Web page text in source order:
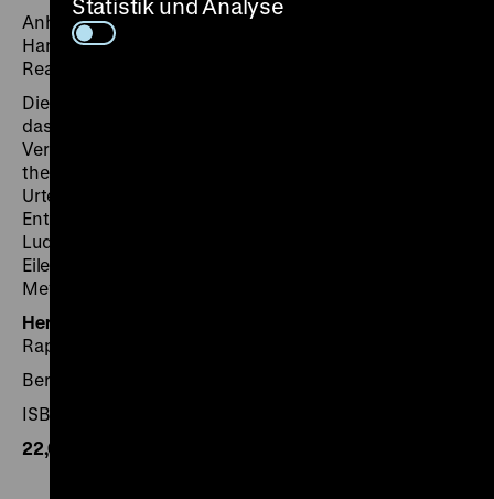
Anhand zahlreicher Essays thematisiert die Publikation
Hannah Arendts politisch-historische Urteile und die
Reaktionen darauf aus heutiger Sicht.
Die Publikation zur Ausstellung „Hannah Arendt und
das 20. Jahrhundert“ ist in deutscher Sprache im Piper
Verlag erschienen. Anhand zahlreicher Essays
thematisiert sie Hannah Arendts politisch-historische
Urteile und die Reaktionen darauf aus heutiger Sicht.
Enthalten sind Beiträge u.a. von Micha Brumlik, Ursula
Ludz, Marie Luise Knott, Jerome Kohn, Wolfram
Eilenberger, Norbert Frei, Barbara Hahn, Thomas
Meyer, Ingeborg Nordmann und Liliane Weissberg.
Herausgegeben von:
Raphael Gross für das Deutsche Historische Museum
Berlin 2020, 288 Seiten, Piper
ISBN 978-3-492-07035-5
22,00€
Statistik und Analyse